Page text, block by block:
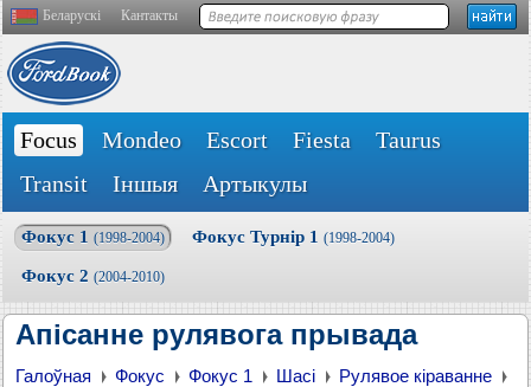
Беларускі Кантакты
Focus Mondeo Escort Fiesta
Taurus
Transit
Іншыя Артыкулы
Фокус 1 (1998-2004) Фокус Турнір 1 (1998-2004)
Фокус 2 (2004-2010)
Апісанне рулявога прывада
Галоўная Фокус Фокус 1 Шасі
Рулявое кіраванне